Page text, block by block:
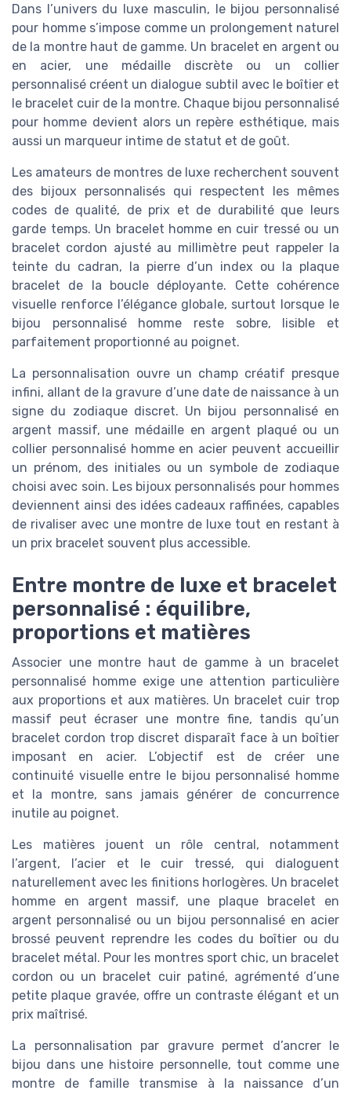
Dans l’univers du luxe masculin, le bijou personnalisé
pour homme s’impose comme un prolongement naturel
de la montre haut de gamme. Un bracelet en argent ou
en acier, une médaille discrète ou un collier
personnalisé créent un dialogue subtil avec le boîtier et
le bracelet cuir de la montre. Chaque bijou personnalisé
pour homme devient alors un repère esthétique, mais
aussi un marqueur intime de statut et de goût.
Les amateurs de montres de luxe recherchent souvent
des bijoux personnalisés qui respectent les mêmes
codes de qualité, de prix et de durabilité que leurs
garde temps. Un bracelet homme en cuir tressé ou un
bracelet cordon ajusté au millimètre peut rappeler la
teinte du cadran, la pierre d’un index ou la plaque
bracelet de la boucle déployante. Cette cohérence
visuelle renforce l’élégance globale, surtout lorsque le
bijou personnalisé homme reste sobre, lisible et
parfaitement proportionné au poignet.
La personnalisation ouvre un champ créatif presque
infini, allant de la gravure d’une date de naissance à un
signe du zodiaque discret. Un bijou personnalisé en
argent massif, une médaille en argent plaqué ou un
collier personnalisé homme en acier peuvent accueillir
un prénom, des initiales ou un symbole de zodiaque
choisi avec soin. Les bijoux personnalisés pour hommes
deviennent ainsi des idées cadeaux raffinées, capables
de rivaliser avec une montre de luxe tout en restant à
un prix bracelet souvent plus accessible.
Entre montre de luxe et bracelet
personnalisé : équilibre,
proportions et matières
Associer une montre haut de gamme à un bracelet
personnalisé homme exige une attention particulière
aux proportions et aux matières. Un bracelet cuir trop
massif peut écraser une montre fine, tandis qu’un
bracelet cordon trop discret disparaît face à un boîtier
imposant en acier. L’objectif est de créer une
continuité visuelle entre le bijou personnalisé homme
et la montre, sans jamais générer de concurrence
inutile au poignet.
Les matières jouent un rôle central, notamment
l’argent, l’acier et le cuir tressé, qui dialoguent
naturellement avec les finitions horlogères. Un bracelet
homme en argent massif, une plaque bracelet en
argent personnalisé ou un bijou personnalisé en acier
brossé peuvent reprendre les codes du boîtier ou du
bracelet métal. Pour les montres sport chic, un bracelet
cordon ou un bracelet cuir patiné, agrémenté d’une
petite plaque gravée, offre un contraste élégant et un
prix maîtrisé.
La personnalisation par gravure permet d’ancrer le
bijou dans une histoire personnelle, tout comme une
montre de famille transmise à la naissance d’un